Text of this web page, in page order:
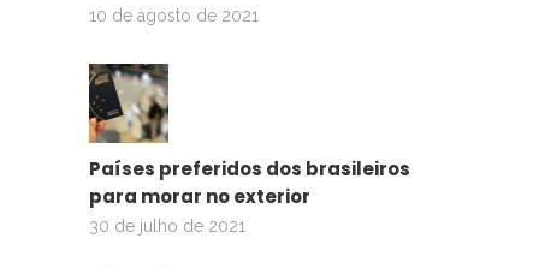
10 de agosto de 2021
Países preferidos dos brasileiros
para morar no exterior
30 de julho de 2021